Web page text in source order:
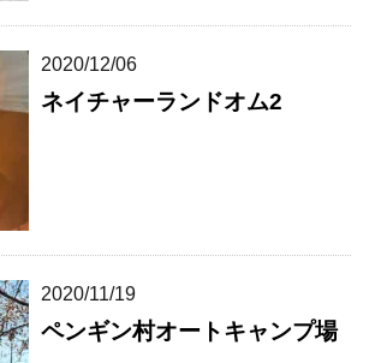
2020/12/06
ネイチャーランドオム2
2020/11/19
ペンギン村オートキャンプ場